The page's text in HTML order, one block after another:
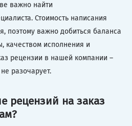
важно найти
Стоимость написания
поэтому важно добиться баланса
качеством исполнения и
рецензии в нашей компании –
разочарует.
рецензий на заказ